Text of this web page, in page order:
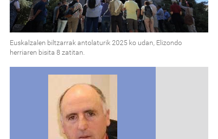
Euskalzalen biltzarrak antolaturik 2025 ko udan, Elizondo
herriaren bisita 8 zatitan.